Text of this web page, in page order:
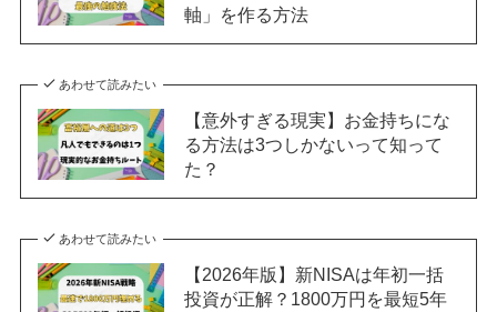
軸」を作る方法
あわせて読みたい
【意外すぎる現実】お金持ちにな
る方法は3つしかないって知って
た？
あわせて読みたい
【2026年版】新NISAは年初一括
投資が正解？1800万円を最短5年